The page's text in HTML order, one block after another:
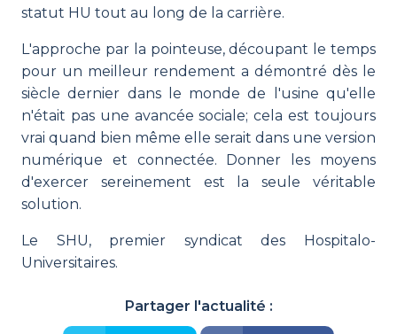
statut HU tout au long de la carrière.
L'approche par la pointeuse, découpant le temps
pour un meilleur rendement a démontré dès le
siècle dernier dans le monde de l'usine qu'elle
n'était pas une avancée sociale; cela est toujours
vrai quand bien même elle serait dans une version
numérique et connectée. Donner les moyens
d'exercer sereinement est la seule véritable
solution.
Le SHU, premier syndicat des Hospitalo-
Universitaires.
Partager l'actualité :